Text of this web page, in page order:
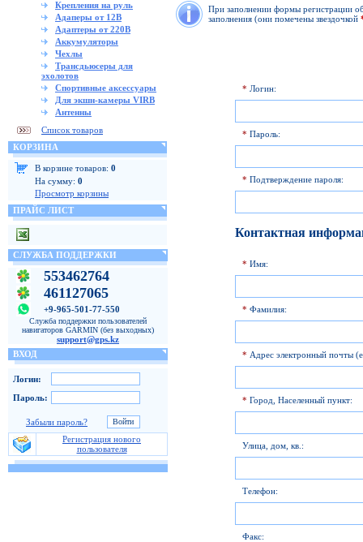
Крепления на руль
Адаперы от 12В
Адаптеры от 220В
Аккумуляторы
Чехлы
Трансдьюсеры для
эхолотов
Спортивные аксессуары
Для экшн-камеры VIRB
Антенны
Список товаров
КОРЗИНА
В корзине товаров: 0
На сумму: 0
Просмотр корзины
ПРАЙС ЛИСТ
СЛУЖБА ПОДДЕРЖКИ
553462764
461127065
+9-965-501-77-550
Служба поддержки пользователей
навигаторов GARMIN (без выходных)
support@gps.kz
ВХОД
Логин:
Пароль:
Забыли пароль?
Регистрация нового
пользователя
При заполнении формы регистрации
заполнения (они помечены звездочкой
* Логин:
* Пароль:
* Подтверждение пароля:
Контактная
* Имя:
* Фамилия:
* Адрес электронный почты
* Город, Населенный пункт:
Улица, дом, кв.:
Телефон:
Факс: